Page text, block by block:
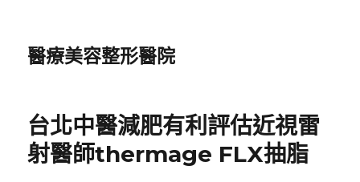
醫療美容整形醫院
台北中醫減肥有利評估近視雷
射醫師thermage FLX抽脂